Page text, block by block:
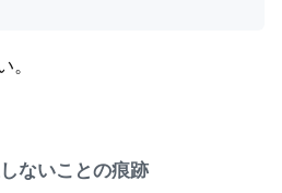
。
ないことの痕跡